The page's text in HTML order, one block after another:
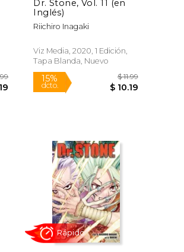
$ 11.99
$ 10.19
Dr. Stone, Vol. 11 (en
Inglés)
Riichiro Inagaki
Viz Media, 2020, 1 Edición,
Tapa Blanda, Nuevo
15%
dcto.
Rápido